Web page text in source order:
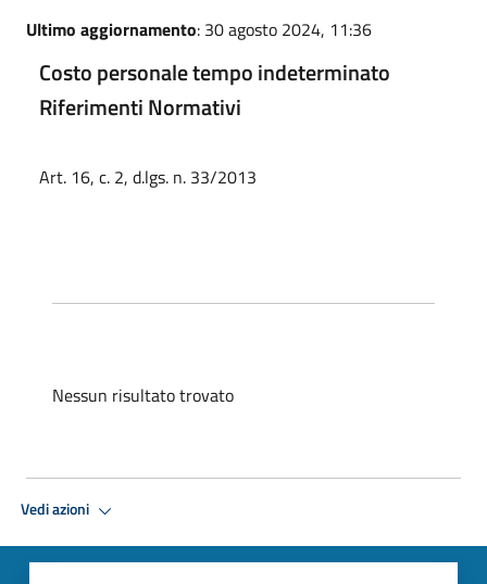
Ultimo aggiornamento: 30 agosto 2024, 11:36
Costo personale tempo indeterminato
Riferimenti Normativi
Art. 16, c. 2, d.lgs. n. 33/2013
Nessun risultato trovato
Vedi azioni